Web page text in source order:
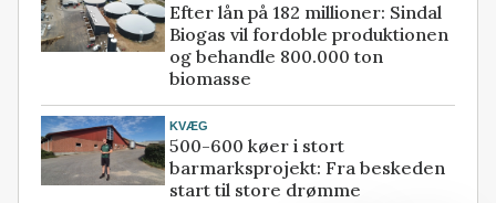
Efter lån på 182 millioner: Sindal
Biogas vil fordoble produktionen
og behandle 800.000 ton
biomasse
KVÆG
500-600 køer i stort
barmarksprojekt: Fra beskeden
start til store drømme